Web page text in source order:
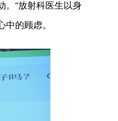
。”放射科医生以身
的顾虑。